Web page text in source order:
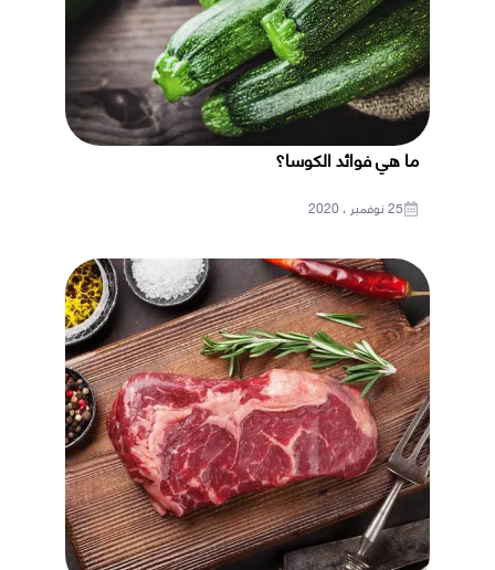
ما هي فوائد الكوسا؟
25 نوفمبر ، 2020